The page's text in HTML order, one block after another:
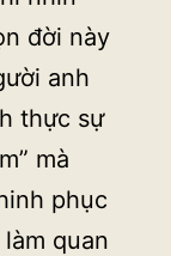
đời này
anh
thực sự
mà
phục
quan